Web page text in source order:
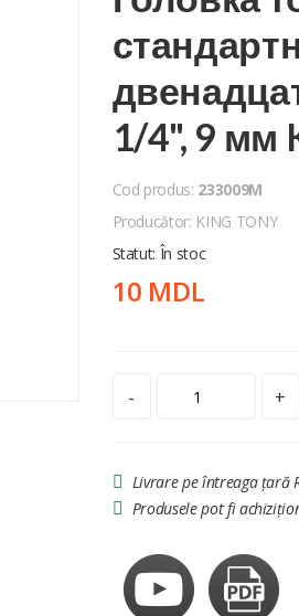
1/4", 9 мм
Cod produs: 233009M
Producător: KING TONY
Statut: În stoc
10 MDL
- +
Livrare pe întreaga țară
Produsele pot fi